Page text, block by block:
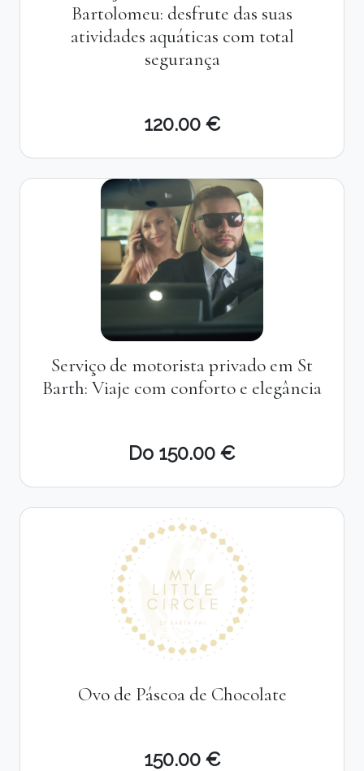
Bartolomeu: desfrute das suas
atividades aquáticas com total
segurança
120.00 €
Serviço de motorista privado em St
Barth: Viaje com conforto e elegância
Do 150.00 €
Ovo de Páscoa de Chocolate
150.00 €